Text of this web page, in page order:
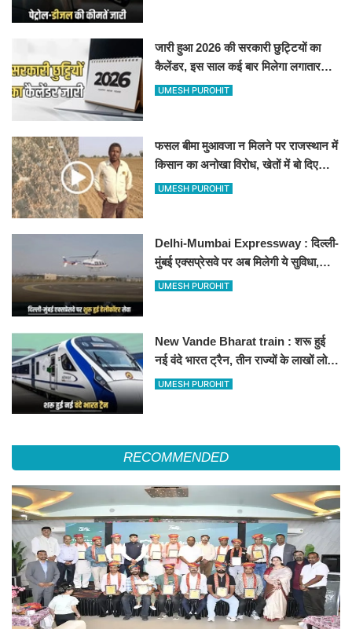
जारी हुआ 2026 की सरकारी छुट्टियों का
कैलेंडर, इस साल कई बार मिलेगा लगातार
अवकाश, देखें
UMESH PUROHIT
फसल बीमा मुआवजा न मिलने पर राजस्थान में
किसान का अनोखा विरोध, खेतों में बो दिए
500-500 रुपए के नोट, वीडियो वायरल
UMESH PUROHIT
Delhi-Mumbai Expressway : दिल्ली-
मुंबई एक्सप्रेसवे पर अब मिलेगी ये सुविधा,
हेलीकॉप्टर सर्विस से तुरंत घायल पहुंचेगा
UMESH PUROHIT
New Vande Bharat train : शरू हुई
नई वंदे भारत ट्रैन, तीन राज्यों के लाखों लोगों
का सफर होगा आसान, देखें पूरा रूटमैप
UMESH PUROHIT
RECOMMENDED